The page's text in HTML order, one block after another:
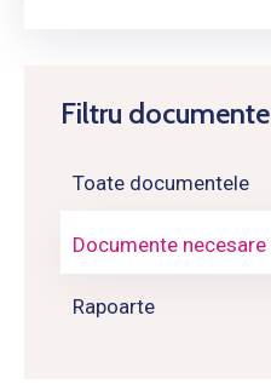
Filtru documente
Toate documentele
Documente necesare
Rapoarte